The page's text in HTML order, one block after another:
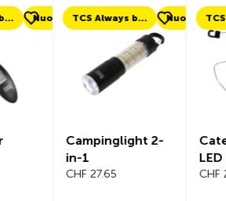
TCS Always by my side Nuovo
Campinglight 2-
CHF 27.65
Catena di
CHF 23.05